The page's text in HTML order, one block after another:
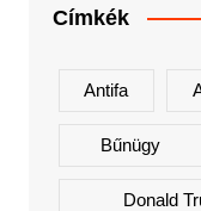
Címkék
Antifa
Bűnügy
Donald